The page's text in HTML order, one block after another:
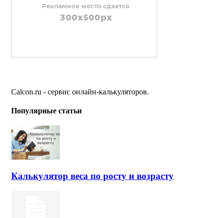
Calcon.ru - сервис онлайн-калькуляторов.
Популярные статьи
Калькулятор веса по росту и возрасту